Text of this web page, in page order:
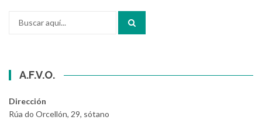
A.F.V.O.
Dirección
Rúa do Orcellón, 29, sótano